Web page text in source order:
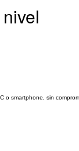
o smartphone, sin